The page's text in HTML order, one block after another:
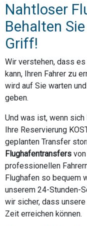
Nahtloser
Behalten
Griff!
Wir verstehen, dass
kann, Ihren Fahrer zu
wird auf Sie warten
geben.
Und was ist, wenn sich
Ihre Reservierung
geplanten Transfer
Flughafentransfers
professionellen
Flughafen so bequem
unserem 24-Stunden-
wir sicher, dass
Zeit erreichen können.